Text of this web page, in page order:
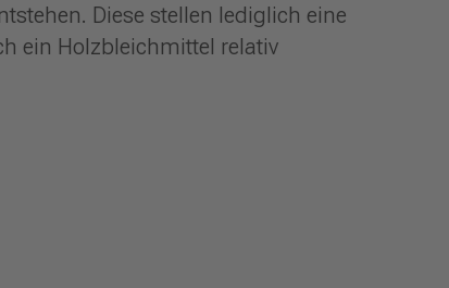
Diese stellen lediglich eine
ein Holzbleichmittel relativ